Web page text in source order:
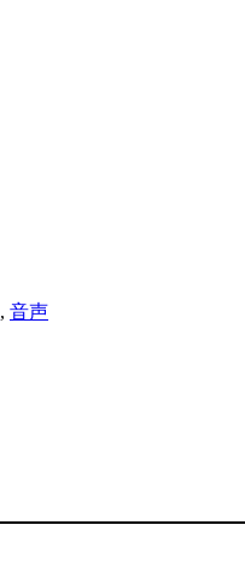
, 音声